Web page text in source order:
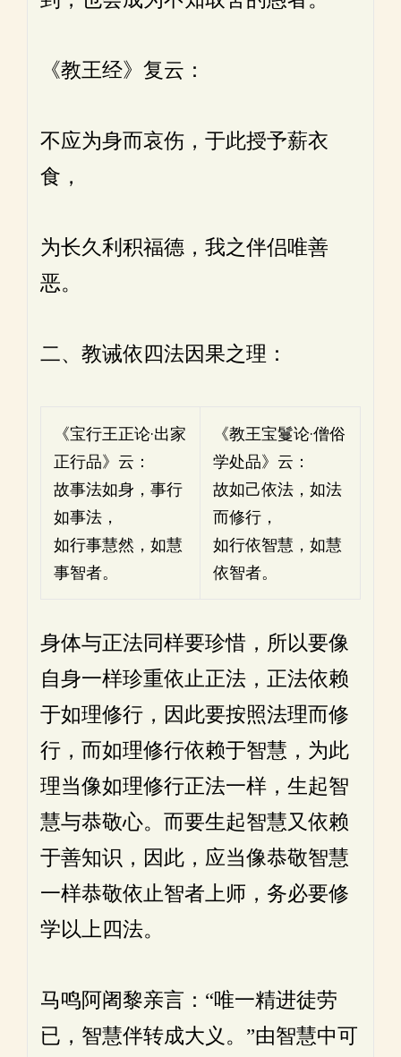
《教王经》复云：
不应为身而哀伤，于此授予薪衣
食，
为长久利积福德，我之伴侣唯善
恶。
二、教诫依四法因果之理：
《宝行王正论·出家
正行品》云：
故事法如身，事行
如事法，
如行事慧然，如慧
事智者。
《教王宝鬘论·僧俗
学处品》云：
故如己依法，如法
而修行，
如行依智慧，如慧
依智者。
身体与正法同样要珍惜，所以要像
自身一样珍重依止正法，正法依赖
于如理修行，因此要按照法理而修
行，而如理修行依赖于智慧，为此
理当像如理修行正法一样，生起智
慧与恭敬心。而要生起智慧又依赖
于善知识，因此，应当像恭敬智慧
一样恭敬依止智者上师，务必要修
学以上四法。
马鸣阿阇黎亲言：“唯一精进徒劳
已，智慧伴转成大义。”由智慧中可